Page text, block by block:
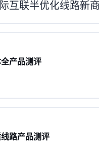
互联+半优化线路新
产品测评
路产品测评